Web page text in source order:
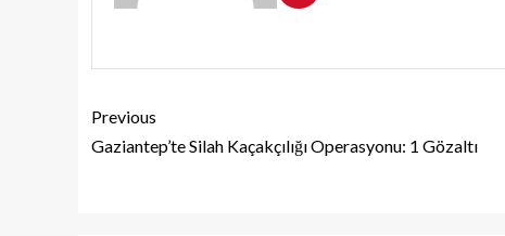
Previous
Gaziantep’te Silah Kaçakçılığı Operasyonu: 1 Gözaltı